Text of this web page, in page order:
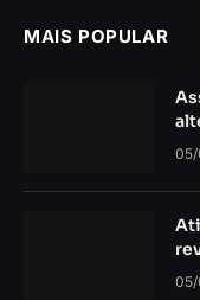
MAIS POPULAR